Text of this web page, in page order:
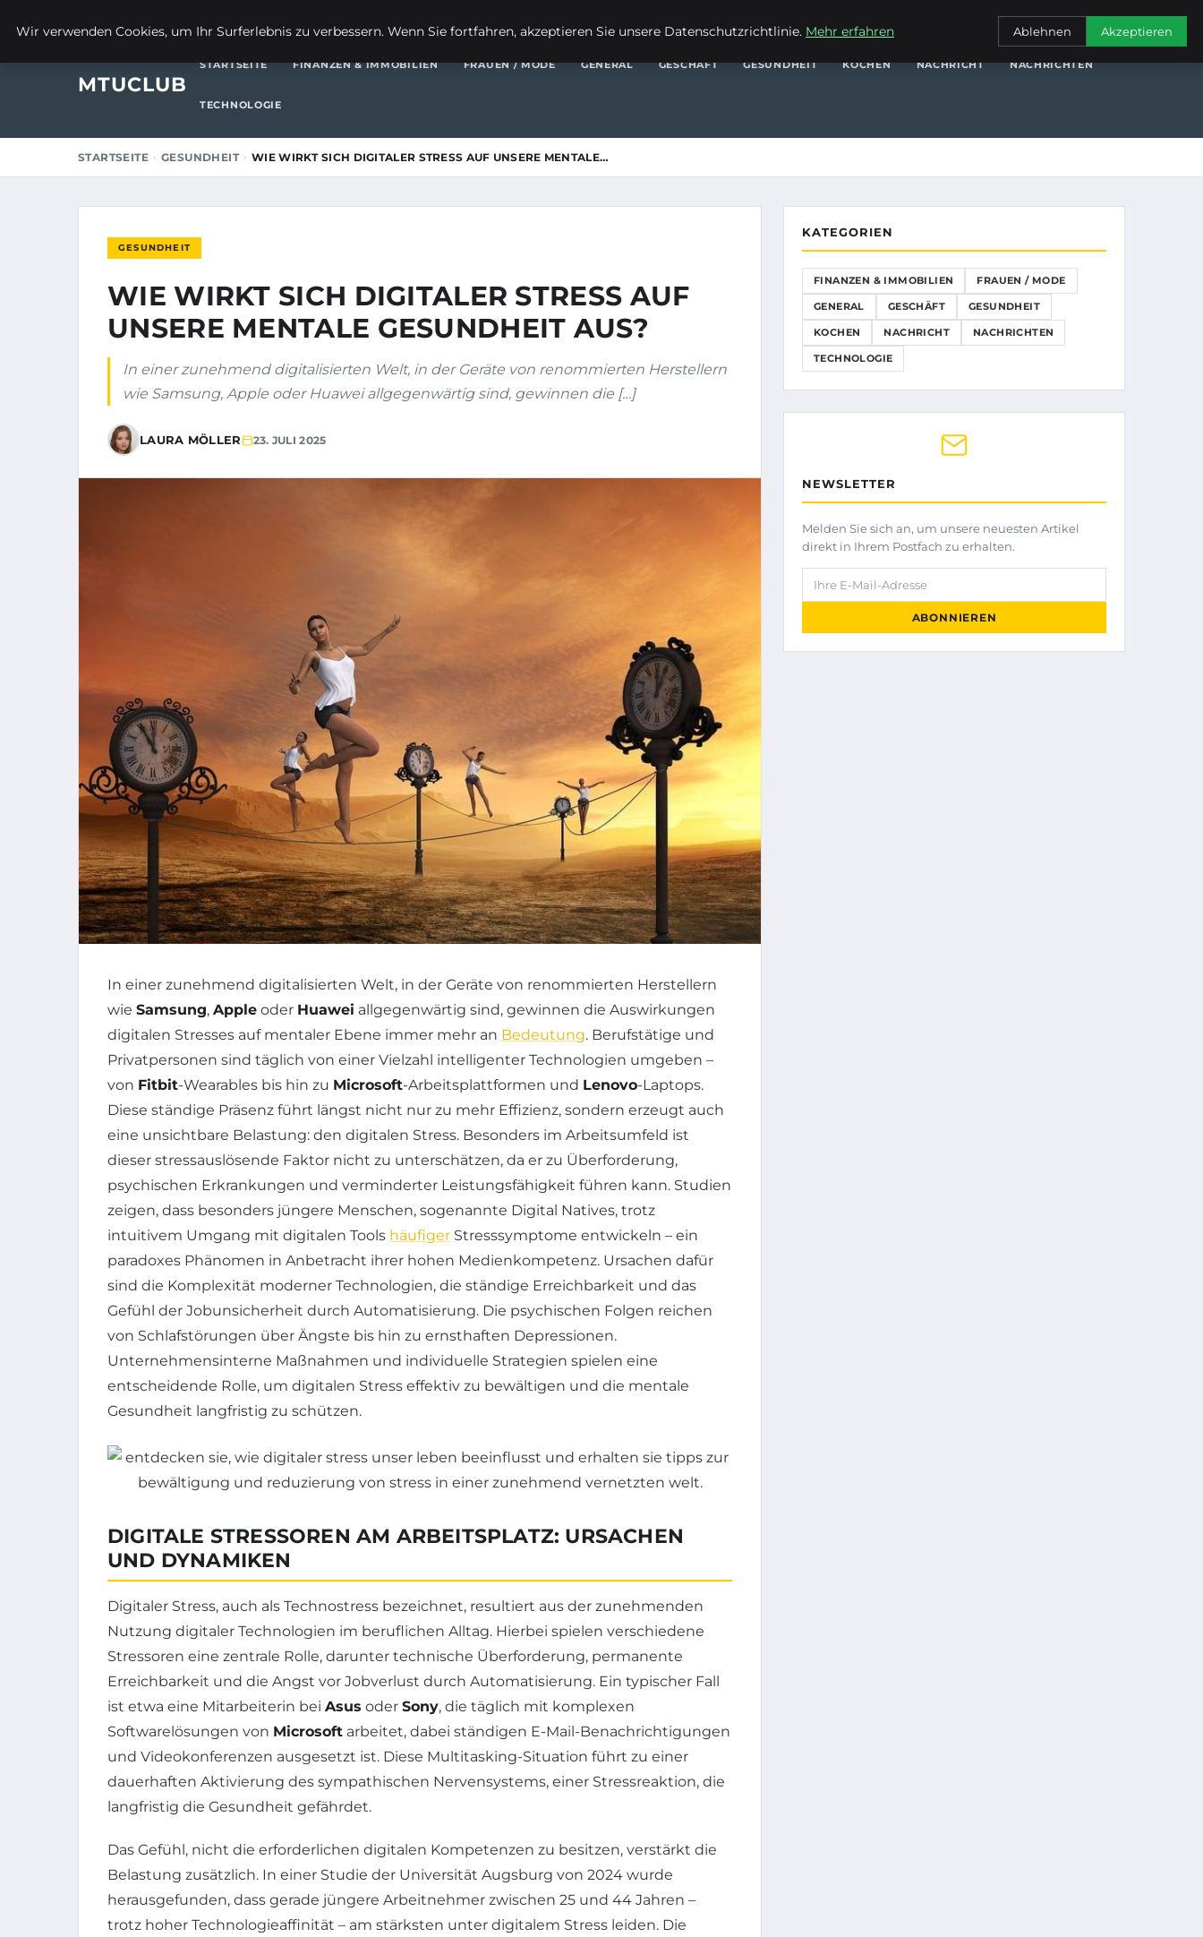
FRAUEN / MODEGENERALGESCHÄFT
MTUCLUB
STARTSEITE FINANZEN & IMMOBILIEN FRAUEN / MODE GENERAL GESCHÄFT GESUNDHEIT KOCHEN NACHRICHT NACHRICHTEN
TECHNOLOGIE
STARTSEITE GESUNDHEIT WIE WIRKT SICH DIGITALER STRESS AUF UNSERE MENTALE…
GESUNDHEIT
WIE WIRKT SICH DIGITALER STRESS AUF
UNSERE MENTALE GESUNDHEIT AUS?
In einer zunehmend digitalisierten Welt, in der Geräte von renommierten Herstellern
wie Samsung, Apple oder Huawei allgegenwärtig sind, gewinnen die […]
LAURA MÖLLER 23. JULI 2025
In einer zunehmend digitalisierten Welt, in der Geräte von renommierten Herstellern
wie Samsung, Apple oder Huawei allgegenwärtig sind, gewinnen die Auswirkungen
digitalen Stresses auf mentaler Ebene immer mehr an Bedeutung. Berufstätige und
Privatpersonen sind täglich von einer Vielzahl intelligenter Technologien umgeben –
von Fitbit-Wearables bis hin zu Microsoft-Arbeitsplattformen und Lenovo-Laptops.
Diese ständige Präsenz führt längst nicht nur zu mehr Effizienz, sondern erzeugt auch
eine unsichtbare Belastung: den digitalen Stress. Besonders im Arbeitsumfeld ist
dieser stressauslösende Faktor nicht zu unterschätzen, da er zu Überforderung,
psychischen Erkrankungen und verminderter Leistungsfähigkeit führen kann. Studien
zeigen, dass besonders jüngere Menschen, sogenannte Digital Natives, trotz
intuitivem Umgang mit digitalen Tools häufiger Stresssymptome entwickeln – ein
paradoxes Phänomen in Anbetracht ihrer hohen Medienkompetenz. Ursachen dafür
sind die Komplexität moderner Technologien, die ständige Erreichbarkeit und das
Gefühl der Jobunsicherheit durch Automatisierung. Die psychischen Folgen reichen
von Schlafstörungen über Ängste bis hin zu ernsthaften Depressionen.
Unternehmensinterne Maßnahmen und individuelle Strategien spielen eine
entscheidende Rolle, um digitalen Stress effektiv zu bewältigen und die mentale
Gesundheit langfristig zu schützen.
DIGITALE STRESSOREN AM ARBEITSPLATZ: URSACHEN
UND DYNAMIKEN
Digitaler Stress, auch als Technostress bezeichnet, resultiert aus der zunehmenden
Nutzung digitaler Technologien im beruflichen Alltag. Hierbei spielen verschiedene
Stressoren eine zentrale Rolle, darunter technische Überforderung, permanente
Erreichbarkeit und die Angst vor Jobverlust durch Automatisierung. Ein typischer Fall
ist etwa eine Mitarbeiterin bei Asus oder Sony, die täglich mit komplexen
Softwarelösungen von Microsoft arbeitet, dabei ständigen E-Mail-Benachrichtigungen
und Videokonferenzen ausgesetzt ist. Diese Multitasking-Situation führt zu einer
dauerhaften Aktivierung des sympathischen Nervensystems, einer Stressreaktion, die
langfristig die Gesundheit gefährdet.
Das Gefühl, nicht die erforderlichen digitalen Kompetenzen zu besitzen, verstärkt die
Belastung zusätzlich. In einer Studie der Universität Augsburg von 2024 wurde
herausgefunden, dass gerade jüngere Arbeitnehmer zwischen 25 und 44 Jahren –
trotz hoher Technologieaffinität – am stärksten unter digitalem Stress leiden. Die
KATEGORIEN
FINANZEN & IMMOBILIEN FRAUEN / MODE
GENERAL GESCHÄFT GESUNDHEIT
KOCHEN NACHRICHT NACHRICHTEN
TECHNOLOGIE
NEWSLETTER
Melden Sie sich an, um unsere neuesten Artikel
direkt in Ihrem Postfach zu erhalten.
Ihre E-Mail-Adresse
ABONNIEREN
Wir verwenden Cookies, um Ihr Surferlebnis zu verbessern. Wenn Sie fortfahren, akzeptieren Sie unsere Datenschutzrichtlinie. Mehr erfahren Ablehnen Akzeptieren